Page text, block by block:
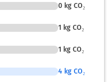
0 kg CO₂
1 kg CO₂
1 kg CO₂
4 kg CO₂